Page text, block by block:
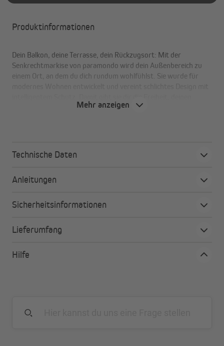
Produktinformationen
Dein Balkon, deine Terrasse, dein Rückzugsort: Mit der
Senkrechtmarkise von paramondo wird dein Außenbereich zu
einem Ort, an dem du dich rundum wohlfühlst. Sie wurde für
Außenbereich ganz nach deinen Vorstellungen zu gestalten. Wie
Mehr anzeigen
Technische Daten
Anleitungen
Sicherheitsinformationen
Lieferumfang
Hilfe